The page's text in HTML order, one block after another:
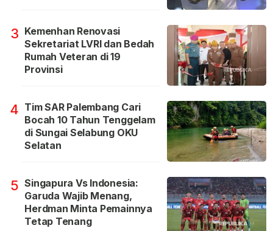
3 Kemenhan Renovasi
Sekretariat LVRI dan Bedah
Rumah Veteran di 19
Provinsi
4 Tim SAR Palembang Cari
Bocah 10 Tahun Tenggelam
di Sungai Selabung OKU
Selatan
5 Singapura Vs Indonesia:
Garuda Wajib Menang,
Herdman Minta Pemainnya
Tetap Tenang